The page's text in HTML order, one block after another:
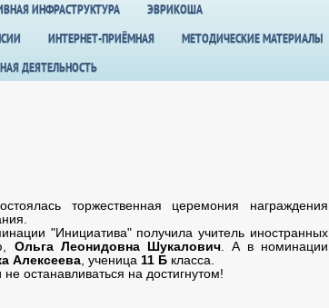
ИНФРАСТРУКТУРА
ЭВРИКОША
ИНТЕРНЕТ-ПРИЁМНАЯ
МЕТОДИЧЕСКИЕ МАТЕРИАЛЫ
ДЕЯТЕЛЬНОСТЬ
торжественная церемония награждения
"Инициатива" получила учитель иностранных
Ольга Леонидовна Шукалович. А в номинации
Алексеева , ученица 11 Б класса.
останавливаться на достигнутом!